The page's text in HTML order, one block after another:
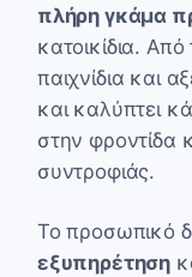
πλήρη γκάμα
κατοικίδια.
παιχνίδια και
και καλύπτει
στην φροντίδα
συντροφιάς.
Το προσωπικό
εξυπηρέτηση